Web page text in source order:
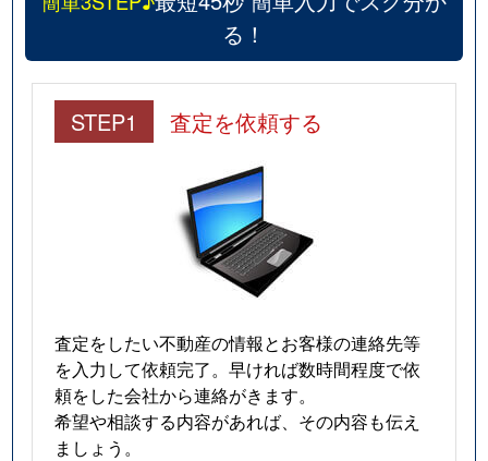
る！
STEP1 査定を依頼する
査定をしたい不動産の情報とお客様の連絡先等
を入力して依頼完了。早ければ数時間程度で依
頼をした会社から連絡がきます。
希望や相談する内容があれば、その内容も伝え
ましょう。